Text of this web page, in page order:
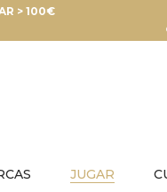
> 100€
JUGAR